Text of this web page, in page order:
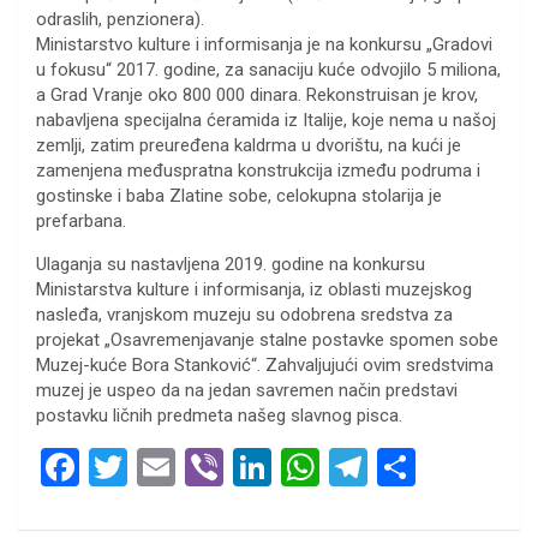
odraslih, penzionera).
Ministarstvo kulture i informisanja je na konkursu „Gradovi
u fokusu“ 2017. godine, za sanaciju kuće odvojilo 5 miliona,
a Grad Vranje oko 800 000 dinara. Rekonstruisan je krov,
nabavljena specijalna ćeramida iz Italije, koje nema u našoj
zemlji, zatim preuređena kaldrma u dvorištu, na kući je
zamenjena međuspratna konstrukcija između podruma i
gostinske i baba Zlatine sobe, celokupna stolarija je
prefarbana.
Ulaganja su nastavljena 2019. godine na konkursu
Ministarstva kulture i informisanja, iz oblasti muzejskog
nasleđa, vranjskom muzeju su odobrena sredstva za
projekat „Osavremenjavanje stalne postavke spomen sobe
Muzej-kuće Bora Stanković“. Zahvaljujući ovim sredstvima
muzej je uspeo da na jedan savremen način predstavi
postavku ličnih predmeta našeg slavnog pisca.
F
T
E
Vi Li
W T